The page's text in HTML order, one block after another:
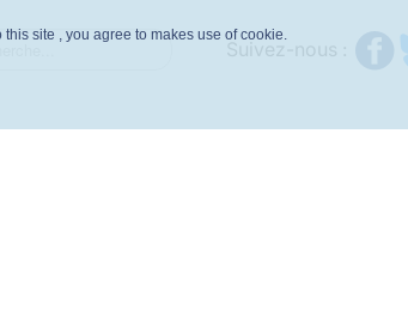
site , you agree to makes use of cookie.